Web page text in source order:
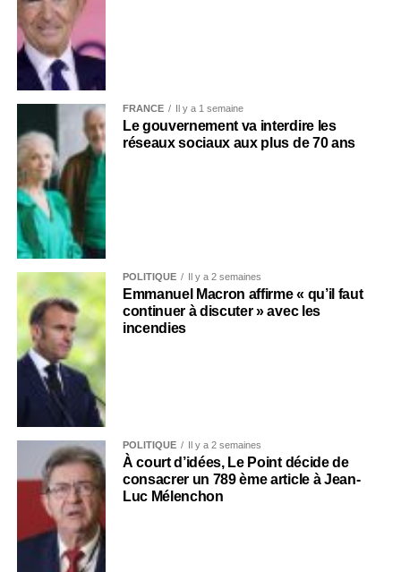
FRANCE Il y a 1 semaine
Le gouvernement va interdire les
réseaux sociaux aux plus de 70 ans
POLITIQUE Il y a 2 semaines
Emmanuel Macron affirme « qu’il faut
continuer à discuter » avec les
incendies
POLITIQUE Il y a 2 semaines
À court d’idées, Le Point décide de
consacrer un 789 ème article à Jean-
Luc Mélenchon